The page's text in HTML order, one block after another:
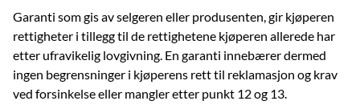
Garanti som gis av selgeren eller produsenten, gir kjøperen
rettigheter i tillegg til de rettighetene kjøperen allerede har
etter ufravikelig lovgivning. En garanti innebærer dermed
ingen begrensninger i kjøperens rett til reklamasjon og krav
ved forsinkelse eller mangler etter punkt 12 og 13.